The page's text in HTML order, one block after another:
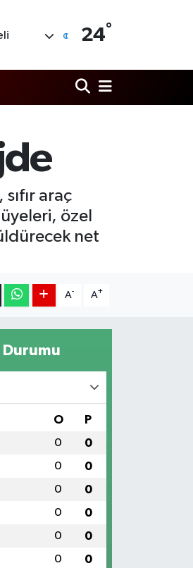
24°
araç
özel
net
A- A+
Durumu
O P
0 0
0 0
0 0
0 0
0 0
0 0